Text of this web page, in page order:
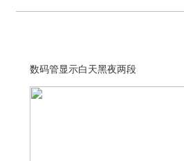
数码管显示白天黑夜两段